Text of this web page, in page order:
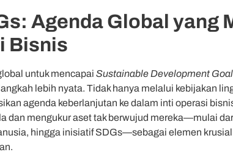
Agenda Global yang
Bisnis
untuk mencapai Sustainable Development
lebih nyata. Tidak hanya melalui kebijakan
agenda keberlanjutan ke dalam inti operasi
dan mengukur aset tak berwujud mereka—mulai
hingga inisiatif SDGs—sebagai elemen